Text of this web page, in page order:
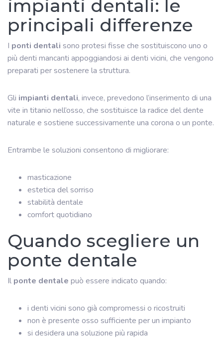
impianti dentali: le
principali differenze
I ponti dentali sono protesi fisse che sostituiscono uno o
più denti mancanti appoggiandosi ai denti vicini, che vengono
preparati per sostenere la struttura.
Gli impianti dentali, invece, prevedono l’inserimento di una
vite in titanio nell’osso, che sostituisce la radice del dente
naturale e sostiene successivamente una corona o un ponte.
Entrambe le soluzioni consentono di migliorare:
masticazione
estetica del sorriso
stabilità dentale
comfort quotidiano
Quando scegliere un
ponte dentale
Il ponte dentale può essere indicato quando:
i denti vicini sono già compromessi o ricostruiti
non è presente osso sufficiente per un impianto
si desidera una soluzione più rapida